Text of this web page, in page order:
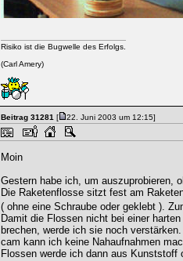
Risiko ist die Bugwelle des Erfolgs.
(Carl Amery)
Beitrag 31281[ 22. Juni 2003 um 12:15]
Moin
Gestern habe ich, um auszuprobieren,
Die Raketenflosse sitzt fest am
( ohne eine Schraube oder geklebt ).
Damit die Flossen nicht bei einer
brechen, werde ich sie noch
cam kann ich keine Nahaufnahmen
Flossen werde ich dann aus Kunststoff